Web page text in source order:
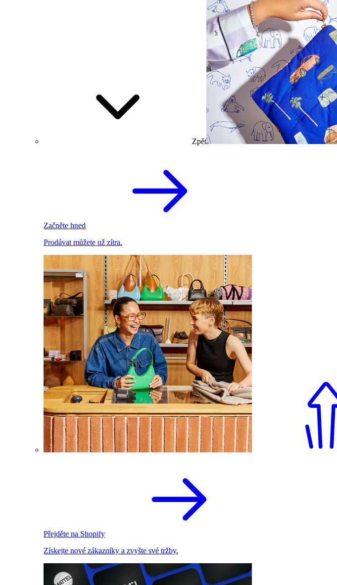
Zpět
Začněte hned
Prodávat můžete už zítra.
Přejděte na Shopify
Získejte nové zákazníky a zvyšte své tržby.